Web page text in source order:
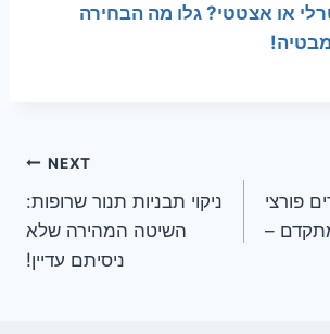
או אצטטי? גלו מה הבחירה
פורצי
מתקדם –
NEXT
ניקוי תבניות תנור שרופות:
השיטה המהירה שלא
ניסיתם עדיין!